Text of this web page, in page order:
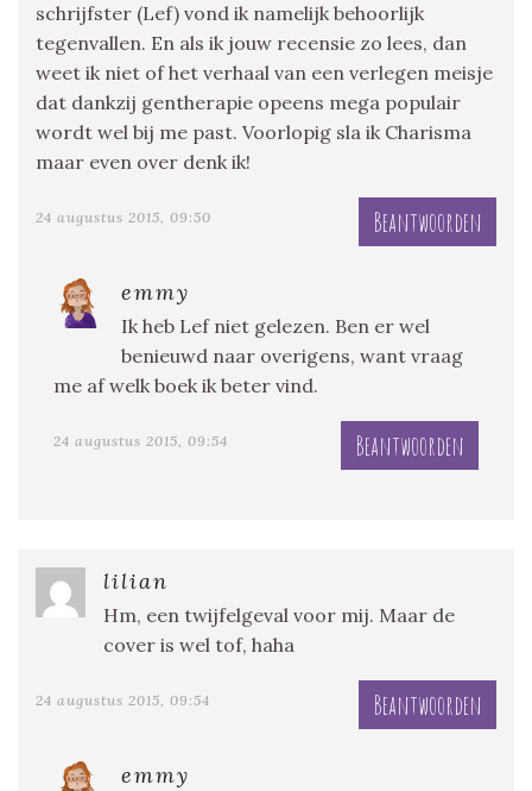
schrijfster (Lef) vond ik namelijk behoorlijk
tegenvallen. En als ik jouw recensie zo lees, dan
weet ik niet of het verhaal van een verlegen meisje
dat dankzij gentherapie opeens mega populair
wordt wel bij me past. Voorlopig sla ik Charisma
maar even over denk ik!
24 augustus 2015, 09:50 Beantwoorden
emmy
Ik heb Lef niet gelezen. Ben er wel
benieuwd naar overigens, want vraag
me af welk boek ik beter vind.
24 augustus 2015, 09:54 Beantwoorden
lilian
Hm, een twijfelgeval voor mij. Maar de
cover is wel tof, haha
24 augustus 2015, 09:54 Beantwoorden
emmy